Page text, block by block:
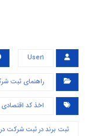
User۱
راهنمای ثبت
اخذ کد
ثبت برند در ثبت شرکت